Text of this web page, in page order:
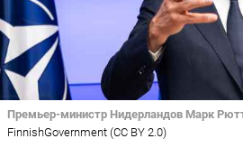
Премьер-министр Нидерландов Марк
FinnishGovernment (CC BY 2.0)